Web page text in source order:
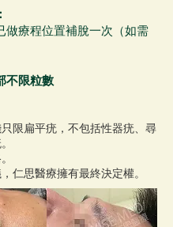
做療程位置補脫一次（如需
不限粒數
限扁平疣，不包括性器疣、尋
仁思醫療擁有最終決定權。